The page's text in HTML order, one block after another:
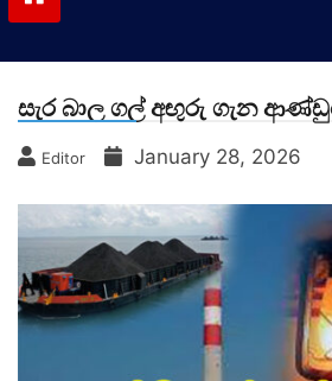
සැර බාල ගල් අඟුරු ගැන
Editor January 28, 2026